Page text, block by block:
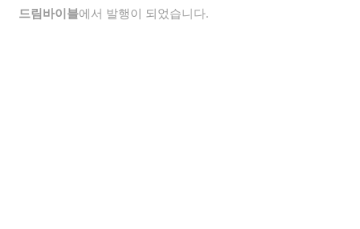
드림바이블에서 발행이 되었습니다.